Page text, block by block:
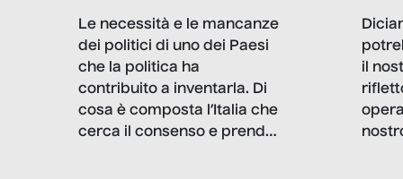
Le necessità e le mancanze
dei politici di uno dei Paesi
che la politica ha
contribuito a inventarla. Di
cosa è composta l’Italia che
cerca il consenso e prende
il